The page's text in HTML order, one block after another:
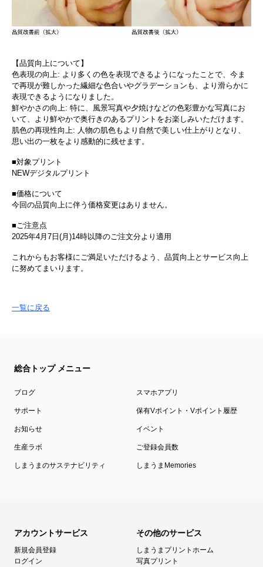
【品質向上について】
色表現の向上: より多くの色を表現できるようになったことで、今ま
で再現が難しかった繊細な色合いやグラデーションも、より滑らかに
表現できるようになりました。
鮮やかさの向上: 特に、風景写真や夕焼けなどの色彩豊かな写真にお
いて、より鮮やかで奥行きのあるプリントをお楽しみいただけます。
肌色の再現性向上: 人物の肌色もより自然で美しい仕上がりとなり、
思い出の一枚をより感動的に残せます。
■対象プリント
NEWデジタルプリント
■価格について
今回の品質向上に伴う価格変更はありません。
■ご注意点
2025年4月7日(月)14時以降のご注文分より適用
これからもお客様にご満足いただけるよう、品質向上とサービス向上
に努めてまいります。
一覧に戻る
総合トップ メニュー
ブログ スマホアプリ
サポート 保有Vポイント・Vポイント履歴
お知らせ イベント
生産ラボ ご登録会員数
しまうまのサステナビリティ しまうまMemories
アカウントサービス
新規会員登録
ログイン
その他のサービス
しまうまプリントホーム
写真プリント